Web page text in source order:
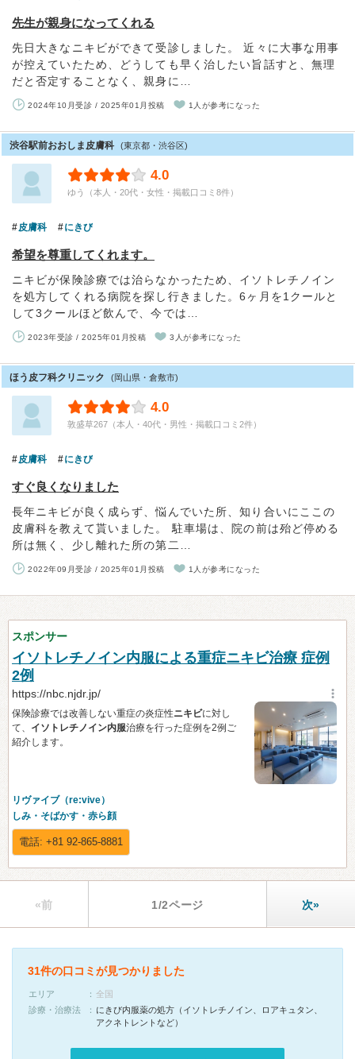
先生が親身になってくれる
先日大きなニキビができて受診しました。 近々に大事な用事
が控えていたため、どうしても早く治したい旨話すと、無理
だと否定することなく、親身に…
2024年10月受診 / 2025年01月投稿 1人が参考になった
渋谷駅前おおしま皮膚科 (東京都・渋谷区)
4.0
ゆう（本人・20代・女性・掲載口コミ8件）
皮膚科 にきび
希望を尊重してくれます。
ニキビが保険診療では治らなかったため、イソトレチノイン
を処方してくれる病院を探し行きました。6ヶ月を1クールと
して3クールほど飲んで、今では…
2023年受診 / 2025年01月投稿 3人が参考になった
ほう皮フ科クリニック (岡山県・倉敷市)
4.0
敦盛草267（本人・40代・男性・掲載口コミ2件）
皮膚科 にきび
すぐ良くなりました
長年ニキビが良く成らず、悩んでいた所、知り合いにここの
皮膚科を教えて貰いました。 駐車場は、院の前は殆ど停める
所は無く、少し離れた所の第二…
2022年09月受診 / 2025年01月投稿 1人が参考になった
«前 1/2ページ 次»
31件の口コミが見つかりました
エリア
全国
診療・治療法
にきび内服薬の処方（イソトレチノイン、ロアキュタン、
アクネトレントなど）